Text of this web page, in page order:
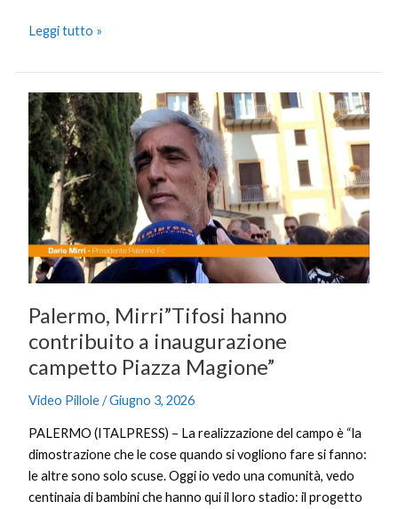
Leggi tutto »
Palermo, Mirri”Tifosi hanno
contribuito a inaugurazione
campetto Piazza Magione”
Video Pillole/Giugno 3, 2026
PALERMO (ITALPRESS) – La realizzazione del campo è “la
dimostrazione che le cose quando si vogliono fare si fanno:
le altre sono solo scuse. Oggi io vedo una comunità, vedo
centinaia di bambini che hanno qui il loro stadio: il progetto
Palermo,
Mirri”Tifosi
hanno
contribuito
a
inaugurazione
campetto
Piazza
Magione”